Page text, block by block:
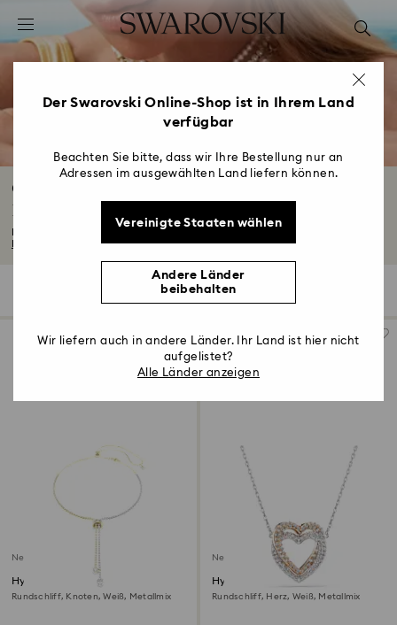
Liste Tastaturkürzel
0 - Header
2 - Footer
4 - Suchergebnisse
Ohrringe, Armbänder und Halsketten in
Bicolor
Lassen Sie sich von der Kunstfertigkeit des Schmucks in Bicolor inspirieren...
Filter
Filter
Neu
Hyperbola Y-Halskette
Rundschliff, Knoten, Weiß, Metallmix
Neu
Hyperbola Halskette
Rundschliff, Herz, Weiß, Metallmix
Der Swarovski Online-Shop ist in Ihrem Land
verfügbar
Beachten Sie bitte, dass wir Ihre Bestellung nur an
Adressen im ausgewählten Land liefern können.
Vereinigte Staaten wählen
Andere Länder
beibehalten
Wir liefern auch in andere Länder. Ihr Land ist hier nicht
aufgelistet?
Alle Länder anzeigen